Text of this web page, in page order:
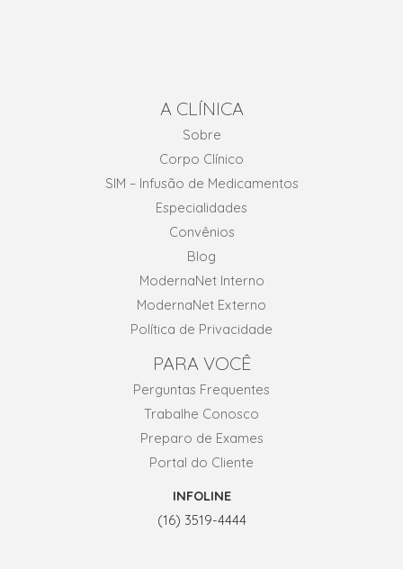
A CLÍNICA
Sobre
Corpo Clínico
SIM – Infusão de Medicamentos
Especialidades
Convênios
Blog
ModernaNet Interno
ModernaNet Externo
Política de Privacidade
PARA VOCÊ
Perguntas Frequentes
Trabalhe Conosco
Preparo de Exames
Portal do Cliente
INFOLINE
(16) 3519-4444